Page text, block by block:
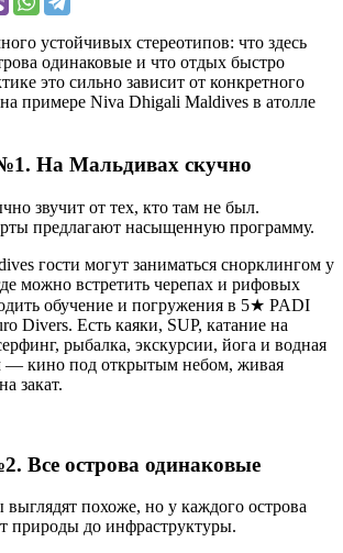
устойчивых стереотипов: что здесь
одинаковые и что отдых быстро
это сильно зависит от конкретного
примере Niva Dhigali Maldives в атолле
На Мальдивах скучно
звучит от тех, кто там не был.
предлагают насыщенную программу.
гости могут заниматься снорклингом у
можно встретить черепах и рифовых
обучение и погружения в 5★ PADI
Divers. Есть каяки, SUP, катание на
рыбалка, экскурсии, йога и водная
— кино под открытым небом, живая
закат.
Все острова одинаковые
похоже, но у каждого острова
природы до инфраструктуры.